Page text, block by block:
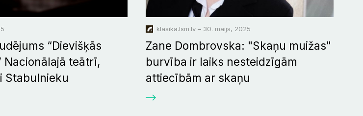
“Dievišķās
Nacionālajā teātrī,
Stabulnieku
klasika.lsm.lv – 30. maijs, 2025
Zane Dombrovska: "Skaņu muižas"
burvība ir laiks nesteidzīgām
attiecībām ar skaņu